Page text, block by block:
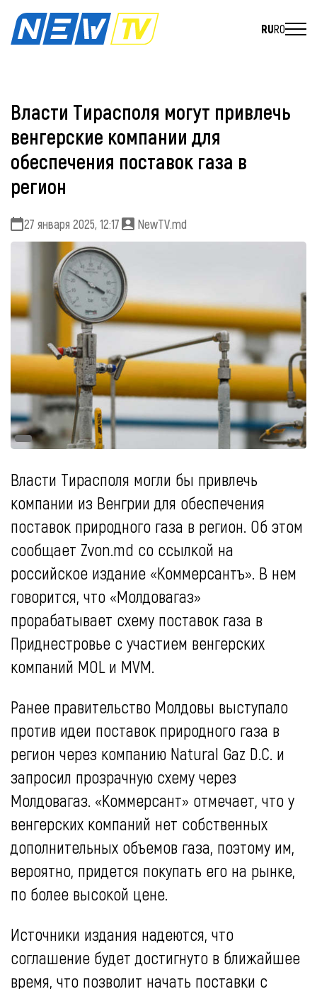
RURO
Власти Тирасполя могут привлечь
венгерские компании для
обеспечения поставок газа в
регион
27 января 2025, 12:17 NewTV.md
Власти Тирасполя могли бы привлечь
компании из Венгрии для обеспечения
поставок природного газа в регион. Об этом
сообщает Zvon.md cо ссылкой на
российское издание «Коммерсантъ». В нем
говорится, что «Молдовагаз»
прорабатывает схему поставок газа в
Приднестровье с участием венгерских
компаний MOL и MVM.
Ранее правительство Молдовы выступало
против идеи поставок природного газа в
регион через компанию Natural Gaz D.C. и
запросил прозрачную схему через
Молдовагаз. «Коммерсант» отмечает, что у
венгерских компаний нет собственных
дополнительных объемов газа, поэтому им,
вероятно, придется покупать его на рынке,
по более высокой цене.
Источники издания надеются, что
соглашение будет достигнуто в ближайшее
время, что позволит начать поставки с